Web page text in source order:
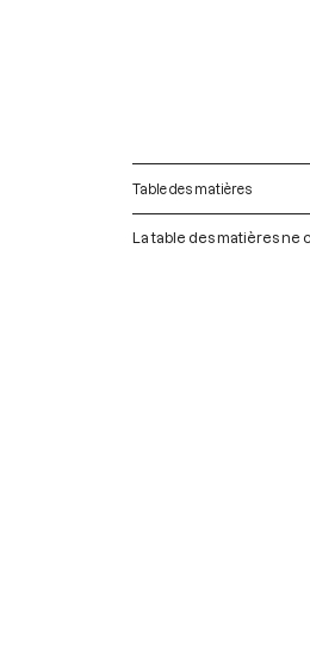
Table des matières
La table des matières ne